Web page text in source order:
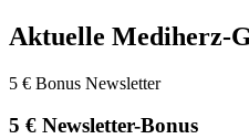
Aktuelle Mediherz-
5 € Bonus Newsletter
5 € Newsletter-Bonus